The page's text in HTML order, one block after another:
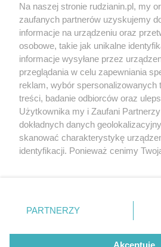
2 / 0
Wydawca mediów
Nie zapomnij
zapoznać się z:
polityką prywatności regulamin
Twojemiasto
Piekary Śląskie
Chorzów
Tarnowskie Góry
Gliwice
Na naszej stronie rudzianin.pl, my
zaufanych partnerów uzyskujemy
informacje na urządzeniu oraz
osobowe, takie jak unikalne
informacje wysyłane przez
przeglądania w celu zapewniania
reklam, wybór spersonalizowanych
treści, badanie odbiorców oraz
Użytkownika my i Zaufani
dokładnych danych
skanować charakterystykę
identyfikacji. Ponieważ cenimy
prywatności znajdujący się w
. Niektóre rodzaje przetwarzania
zgody użytkownika, ale masz
takiemu przetwarzaniu. Preferencje
PARTNERZY
Akceptuję